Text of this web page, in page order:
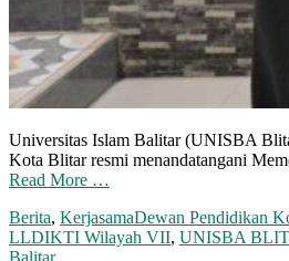
Universitas Islam Balitar (UNISBA
Kota Blitar resmi menandatangani
Read More …
Berita, KerjasamaDewan Pendidikan
LLDIKTI Wilayah VII, UNISBA